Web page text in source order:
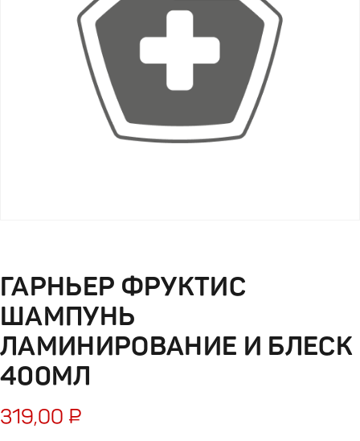
ГАРНЬЕР ФРУКТИС
ШАМПУНЬ
ЛАМИНИРОВАНИЕ И БЛЕСК
400МЛ
319,00 ₽